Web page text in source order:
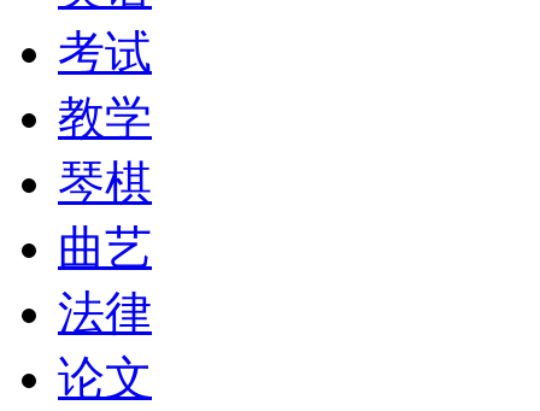
考试
教学
琴棋
曲艺
法律
论文